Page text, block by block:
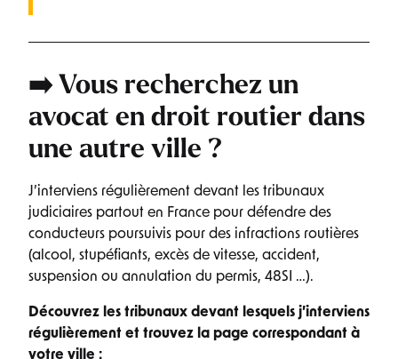
➡️ Vous recherchez un
avocat en droit routier dans
une autre ville ?
J’interviens régulièrement devant les tribunaux
judiciaires partout en France pour défendre des
conducteurs poursuivis pour des infractions routières
(alcool, stupéfiants, excès de vitesse, accident,
suspension ou annulation du permis, 48SI …).
Découvrez les tribunaux devant lesquels j’interviens
régulièrement et trouvez la page correspondant à
votre ville :